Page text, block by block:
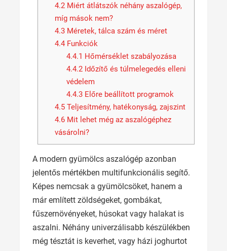
4.2Miért átlátszók néhány aszalógép,
míg mások nem?
4.3Méretek, tálca szám és méret
4.4Funkciók
4.4.1 Hőmérséklet szabályozása
4.4.2Időzítő és túlmelegedés elleni
védelem
4.4.3Előre beállított programok
4.5Teljesítmény, hatékonyság, zajszint
4.6Mit lehet még az aszalógéphez
vásárolni?
A modern gyümölcs aszalógép azonban
jelentős mértékben multifunkcionális segítő.
Képes nemcsak a gyümölcsöket, hanem a
már említett zöldségeket, gombákat,
fűszernövényeket, húsokat vagy halakat is
aszalni. Néhány univerzálisabb készülékben
még tésztát is keverhet, vagy házi joghurtot